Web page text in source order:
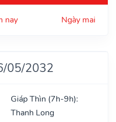
nay Ngày mai
05/2032
Giáp Thìn (7h-9h):
Thanh Long